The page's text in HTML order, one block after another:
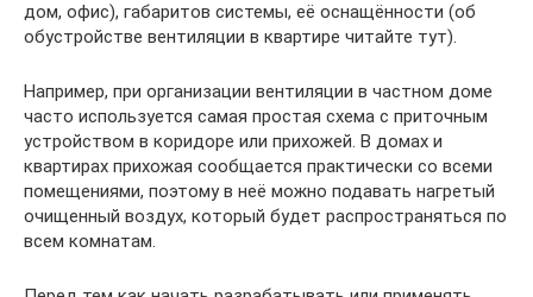
дом, офис), габаритов системы, её оснащённости (об
обустройстве вентиляции в квартире читайте тут).
Например, при организации вентиляции в частном доме
часто используется самая простая схема с приточным
устройством в коридоре или прихожей. В домах и
квартирах прихожая сообщается практически со всеми
помещениями, поэтому в неё можно подавать нагретый
очищенный воздух, который будет распространяться по
всем комнатам.